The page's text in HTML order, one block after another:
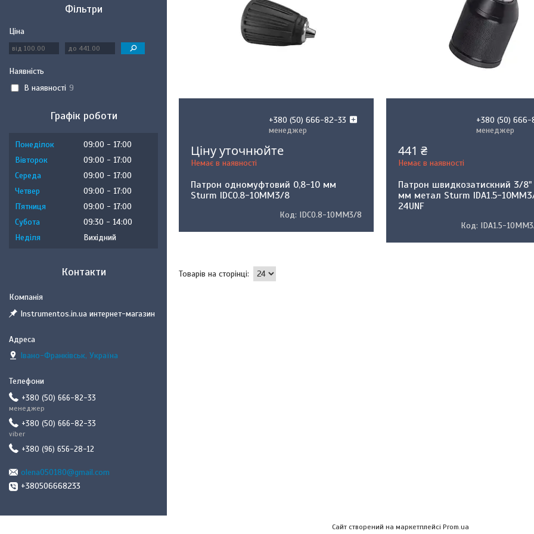
+380 (50) 666-82-33
менеджер
Ціну уточнюйте
Немає в наявності
Патрон одномуфтовий 0,8-10 мм
Sturm IDC0.8-10MM3/8
IDC0.8-10MM3/8
+380 (50) 666-
менеджер
441 ₴
Немає в наявності
Патрон швидкозатискний 3/8"
мм метал Sturm IDA1.5-
24UNF
IDA1.5-
Фільтри
Ціна
Наявність
В наявності 9
Графік роботи
Понеділок 09:00
17:00
Вівторок
09:00
17:00
Середа
09:00
17:00
Четвер
09:00
17:00
Пʼятниця
09:00
17:00
Субота
09:30
14:00
Неділя
Вихідний
Контакти
Instrumentos.in.ua интернет-магазин
Івано-Франківськ, Україна
+380 (50) 666-82-33
менеджер
+380 (50) 666-82-33
viber
+380 (96) 656-28-12
olena050180@gmail.com
+380506668233
Сайт створений на маркетплейсі Prom.ua